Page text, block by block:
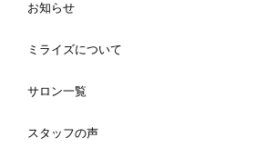
お知らせ
ミライズについて
サロン一覧
スタッフの声